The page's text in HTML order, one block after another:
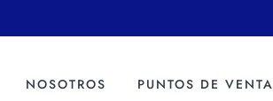
NOSOTROS PUNTOS DE VENTA